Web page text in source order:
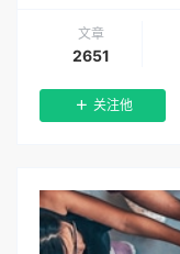
文章
2651
关注他